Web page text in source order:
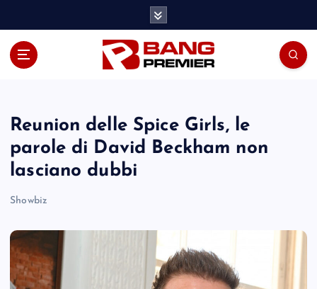
Reunion delle Spice Girls, le
parole di David Beckham non
lasciano dubbi
Showbiz